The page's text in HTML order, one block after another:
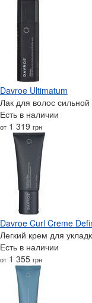
Davroe Ultimatum
Лак для волос
Есть в наличии
от 1 319 грн
Davroe Curl Creme
Легкий крем для
Есть в наличии
от 1 355 грн